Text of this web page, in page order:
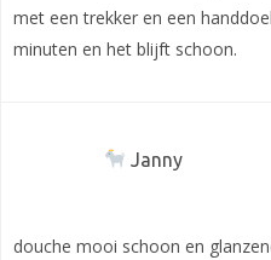
met een trekker en een
minuten en het blijft schoon.
Janny
douche mooi schoon en